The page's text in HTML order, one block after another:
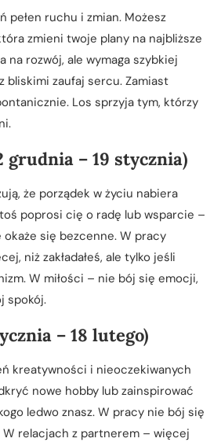
pełen ruchu i zmian. Możesz
zmieni twoje plany na najbliższe
na rozwój, ale wymaga szybkiej
bliskimi zaufaj sercu. Zamiast
Los sprzyja tym, którzy
grudnia – 19 stycznia)
że porządek w życiu nabiera
poprosi cię o radę lub wsparcie –
się bezcenne. W pracy
niż zakładałeś, ale tylko jeśli
W miłości – nie bój się emocji,
spokój.
– 18 lutego)
kreatywności i nieoczekiwanych
nowe hobby lub zainspirować
ledwo znasz. W pracy nie bój się
relacjach z partnerem – więcej